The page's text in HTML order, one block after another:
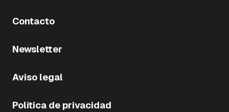
Contacto
Newsletter
Aviso legal
Política de privacidad